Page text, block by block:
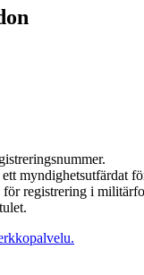
myndighetsutfärdat
registrering i